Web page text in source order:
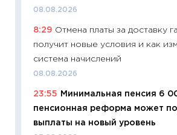
08.08.2026
8:29 Отмена платы за доставку
получит новые условия и как
система начислений
08.08.2026
23:55
Минимальная пенсия 6
пенсионная реформа может
выплаты на новый уровень